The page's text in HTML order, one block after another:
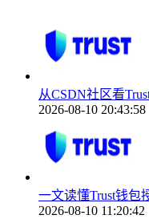
从CSDN社区看
2026-08-10 20:43:58
一文读懂Trust钱包
2026-08-10 11:20:42